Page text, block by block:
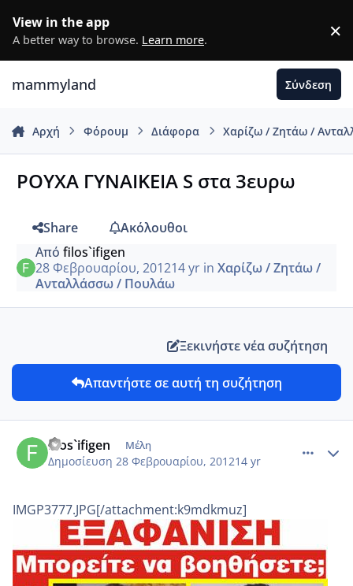
View in the app
A better way to browse. Learn more. ×
mammyland Σύνδεση
Αρχή Φόρουμ Διάφορα Χαρίζω / Ζητάω /
ΡΟΥΧΑ ΓΥΝΑΙΚΕΙΑ S στα 3ευρω
Share
Ακόλουθοι
Από filos`ifigen
28 Φεβρουαρίου, 201214 yrin Χαρίζω / Ζητάω /
Ανταλλάσσω / Πουλάω
Ξεκινήστε νέα συζήτηση
Απαντήστε σε αυτή τη συζήτηση
filos`ifigen Μέλη
Δημοσίευση 28 Φεβρουαρίου, 201214 yr
IMGP3777.JPG[/attachment:k9mdkmuz]